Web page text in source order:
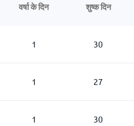
वर्षा के दिन शुष्क दिन
1 30
1 27
1 30